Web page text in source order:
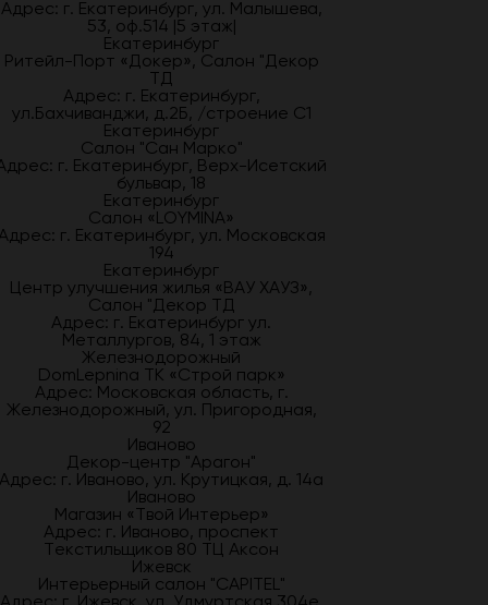
Адрес: г. Екатеринбург, ул. Малышева,
53, оф.514 |5 этаж|
Екатеринбург
Ритейл-Порт «Докер», Салон "Декор
ТД
Адрес: г. Екатеринбург,
ул.Бахчиванджи, д.2Б, /строение С1
Екатеринбург
Салон "Сан Марко"
г. Екатеринбург, Верх-Исетский
бульвар, 18
Екатеринбург
Салон «LOYMINA»
г. Екатеринбург, ул. Московская
194
Екатеринбург
Центр улучшения жилья «ВАУ ХАУЗ»,
Салон "Декор ТД
Адрес: г. Екатеринбург ул.
Металлургов, 84, 1 этаж
Железнодорожный
DomLepnina ТК «Строй парк»
Адрес: Московская область, г.
Железнодорожный, ул. Пригородная,
92
Иваново
Декор-центр "Арагон"
Адрес: г. Иваново, ул. Крутицкая, д. 14а
Иваново
Магазин «Твой Интерьер»
Адрес: г. Иваново, проспект
Текстильщиков 80 ТЦ Аксон
Ижевск
Интерьерный салон "CAPITEL"